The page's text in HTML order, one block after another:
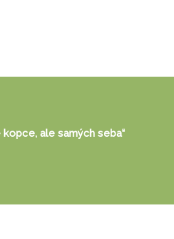
ale samých seba“